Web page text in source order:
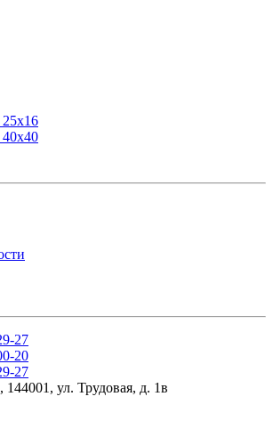
27
20
27
144001, ул. Трудовая, д. 1в